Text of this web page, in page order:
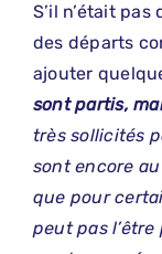
S’il n’était
des départs
ajouter
sont partis,
très sollicités
sont encore
que pour
peut pas l’être